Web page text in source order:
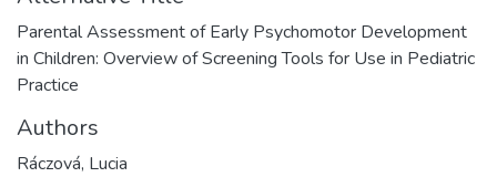
Parental Assessment of Early Psychomotor Development
in Children: Overview of Screening Tools for Use in Pediatric
Practice
Authors
Ráczová, Lucia